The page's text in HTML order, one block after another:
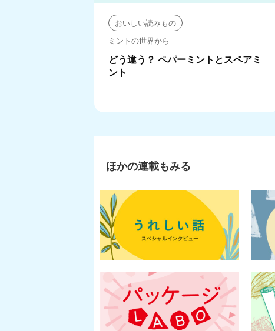
おいしい読みもの
ミントの世界から
どう違う？ ペパーミントとスペアミ
ント
ほかの連載もみる